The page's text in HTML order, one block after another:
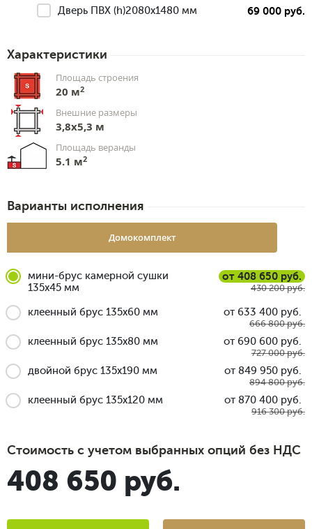
Дверь ПВХ (h)2080х1480 мм 69 000 руб.
Характеристики
Площадь строения
20 м2
Внешние размеры
3,8x5,3 м
Площадь веранды
5.1 м2
Варианты исполнения
Домокомплект
мини-брус камерной сушки
135x45 мм
от 408 650 руб.
430 200 руб.
клеенный брус 135x60 мм от 633 400 руб.
666 800 руб.
клеенный брус 135x80 мм от 690 600 руб.
727 000 руб.
двойной брус 135x190 мм от 849 950 руб.
894 800 руб.
клеенный брус 135x120 мм от 870 400 руб.
916 300 руб.
Стоимость с учетом выбранных опций без НДС
408 650 руб.